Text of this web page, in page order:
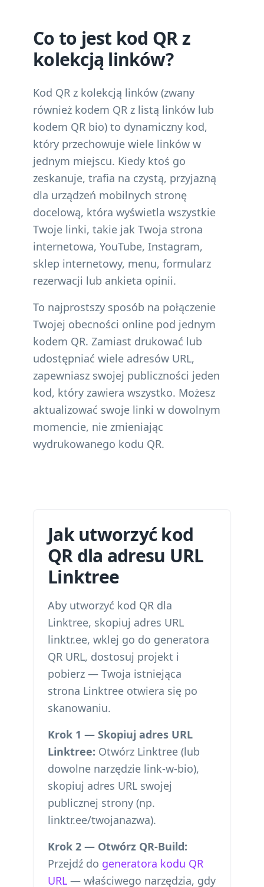
Co to jest kod QR z
kolekcją linków?
Kod QR z kolekcją linków (zwany
również kodem QR z listą linków lub
kodem QR bio) to dynamiczny kod,
który przechowuje wiele linków w
jednym miejscu. Kiedy ktoś go
zeskanuje, trafia na czystą, przyjazną
dla urządzeń mobilnych stronę
docelową, która wyświetla wszystkie
Twoje linki, takie jak Twoja strona
internetowa, YouTube, Instagram,
sklep internetowy, menu, formularz
rezerwacji lub ankieta opinii.
To najprostszy sposób na połączenie
Twojej obecności online pod jednym
kodem QR. Zamiast drukować lub
udostępniać wiele adresów URL,
zapewniasz swojej publiczności jeden
kod, który zawiera wszystko. Możesz
aktualizować swoje linki w dowolnym
momencie, nie zmieniając
wydrukowanego kodu QR.
Jak utworzyć kod
QR dla adresu URL
Linktree
Aby utworzyć kod QR dla
Linktree, skopiuj adres URL
linktr.ee, wklej go do generatora
QR URL, dostosuj projekt i
pobierz — Twoja istniejąca
strona Linktree otwiera się po
skanowaniu.
Krok 1 — Skopiuj adres URL
Linktree: Otwórz Linktree (lub
dowolne narzędzie link-w-bio),
skopiuj adres URL swojej
publicznej strony (np.
linktr.ee/twojanazwa).
Krok 2 — Otwórz QR-Build:
Przejdź do generatora kodu QR
URL — właściwego narzędzia, gdy